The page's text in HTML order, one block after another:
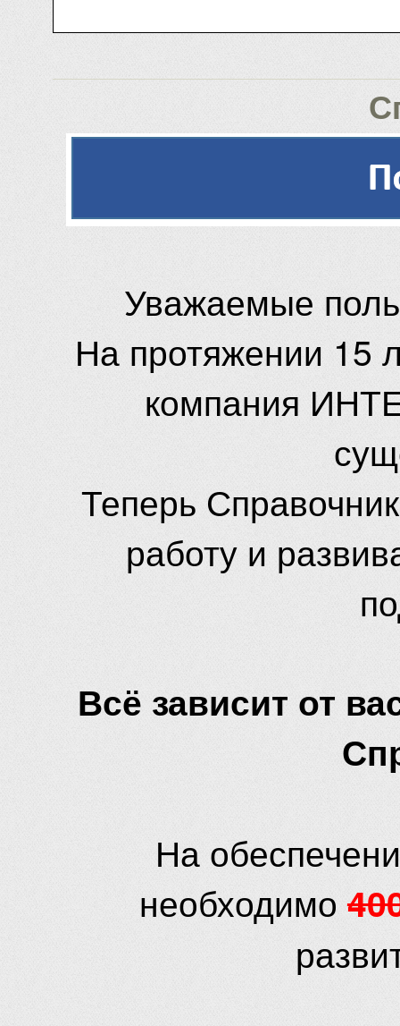
Уважаемые
На протяжении 15
компания
Теперь
работу и
Всё зависит от
На
необходимо